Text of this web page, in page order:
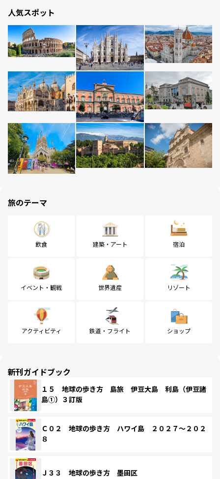
人気スポット
旅のテーマ
飲食 建築・アート 宿泊
イベント・観戦 世界遺産 リゾート
アクティビティ 鉄道・フライト ショップ
新刊ガイドブック
１５ 地球の歩き方 島旅 伊豆大島 利島（伊豆諸
島①）３訂版
Ｃ０２ 地球の歩き方 ハワイ島 ２０２７～２０２
８
Ｊ３３ 地球の歩き方 墨田区